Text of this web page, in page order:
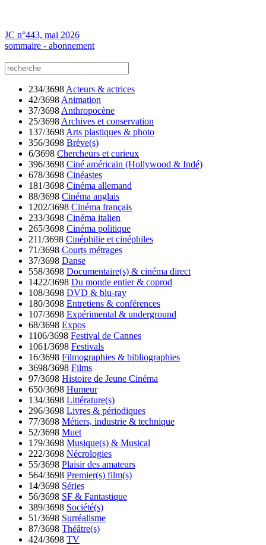
JC n°443, mai 2026
sommaire - abonnement
234/3698 Acteurs & actrices
42/3698 Animation
37/3698 Anthropocène
25/3698 Archives et conservation
137/3698 Arts plastiques & photo
356/3698 Brève(s)
6/3698 Chercheurs et curieux
396/3698 Ciné américain (Hollywood & Indé)
678/3698 Cinéastes
181/3698 Cinéma allemand
88/3698 Cinéma anglais
1202/3698 Cinéma français
233/3698 Cinéma italien
265/3698 Cinéma politique
211/3698 Cinéphilie et cinéphiles
71/3698 Courts métrages
37/3698 Danse
558/3698 Documentaire(s) & cinéma direct
1422/3698 Du monde entier & coprod
108/3698 DVD & blu-ray
180/3698 Entretiens & conférences
107/3698 Expérimental & underground
68/3698 Expos
1106/3698 Festival de Cannes
1061/3698 Festivals
16/3698 Filmographies & bibliographies
3698/3698 Films
97/3698 Histoire de Jeune Cinéma
650/3698 Humeur
134/3698 Littérature(s)
296/3698 Livres & périodiques
77/3698 Métiers, industrie & technique
52/3698 Muet
179/3698 Musique(s) & Musical
222/3698 Nécrologies
55/3698 Plaisir des amateurs
564/3698 Premier(s) film(s)
14/3698 Séries
56/3698 SF & Fantastique
389/3698 Société(s)
51/3698 Surréalisme
87/3698 Théâtre(s)
424/3698 TV